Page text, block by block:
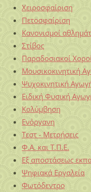
Χειροσφαίριση
Πετοσφαίριση
Κανονισμοί
Στίβος
Παραδοσιακοί
Μουσικοκινητική
Ψυχοκινητική
Ειδική Φυσική
Κολύμβηση
Ενόργανη
Τεστ - Μετρήσεις
Φ.Α. και Τ.Π.Ε.
Εξ αποστάσεως
Ψηφιακά Εργαλεία
Φωτόδεντρο